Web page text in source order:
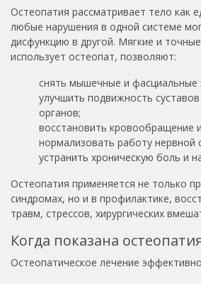
Остеопатия рассматривает тело как
любые нарушения в одной системе
дисфункцию в другой. Мягкие и
использует остеопат, позволяют:
снять мышечные и
улучшить подвижность
органов;
восстановить кровообращение
нормализовать работу нервной
устранить хроническую боль и
Остеопатия применяется не только
синдромах, но и в профилактике,
травм, стрессов, хирургических
Когда показана
Остеопатическое лечение